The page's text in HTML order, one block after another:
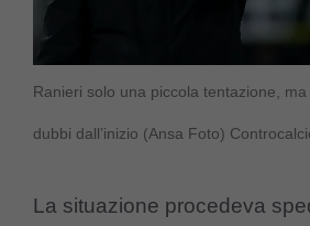
Ranieri solo una piccola tentazione,
dubbi dall’inizio (Ansa Foto)
La situazione procedeva